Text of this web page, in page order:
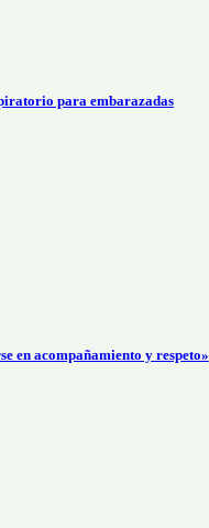
para embarazadas
en acompañamiento y respeto»